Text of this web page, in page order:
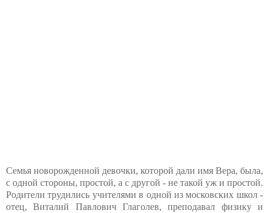
Семья новорожденной девочки, которой дали имя Вера, была,
с одной стороны, простой, а с другой - не такой уж и простой.
Родители трудились учителями в одной из московских школ -
отец, Виталий Павлович Глаголев, преподавал физику и